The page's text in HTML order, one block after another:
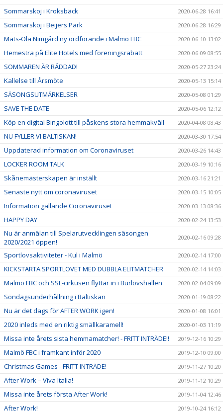
Sommarskoj i Kroksbäck 2020-06-28 16:41
Sommarskoj i Beijers Park 2020-06-28 16:29
Mats-Ola Nimgård ny ordförande i Malmö FBC 2020-06-10 13:02
Hemestra på Elite Hotels med föreningsrabatt 2020-06-09 08:55
SOMMAREN ÄR RÄDDAD! 2020-05-27 23:24
Kallelse till Årsmöte 2020-05-13 15:14
SÄSONGSUTMÄRKELSER 2020-05-08 01:29
SAVE THE DATE 2020-05-06 12:12
Köp en digital Bingolott till påskens stora hemmakväll 2020-04-08 08:43
NU FYLLER VI BALTISKAN! 2020-03-30 17:54
Uppdaterad information om Coronaviruset 2020-03-26 14:43
LOCKER ROOM TALK 2020-03-19 10:16
Skånemästerskapen är inställt 2020-03-16 21:21
Senaste nytt om coronaviruset 2020-03-15 10:05
Information gällande Coronaviruset 2020-03-13 08:36
HAPPY DAY 2020-02-24 13:53
Nu är anmälan till Spelarutvecklingen säsongen
2020/2021 öppen!
2020-02-16 09:28
Sportlovsaktiviteter - Kul i Malmö 2020-02-14 17:00
KICKSTARTA SPORTLOVET MED DUBBLA ELITMATCHER 2020-02-14 14:03
Malmö FBC och SSL-cirkusen flyttar in i Burlövshallen 2020-02-04 09:09
Söndagsunderhållning i Baltiskan 2020-01-19 08:22
Nu är det dags för AFTER WORK igen! 2020-01-08 16:01
2020 inleds med en riktig smällkaramell! 2020-01-03 11:19
Missa inte årets sista hemmamatcher! - FRITT INTRÄDE!! 2019-12-16 10:29
Malmö FBC i framkant inför 2020 2019-12-10 09:00
Christmas Games - FRITT INTRÄDE! 2019-11-27 10:20
After Work – Viva Italia! 2019-11-12 10:29
Missa inte årets första After Work! 2019-11-04 12:46
After Work! 2019-10-24 16:12